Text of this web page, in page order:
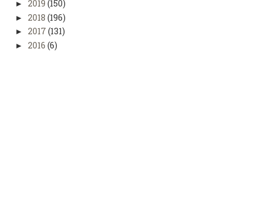
► 2019 (150)
► 2018 (196)
► 2017 (131)
► 2016 (6)